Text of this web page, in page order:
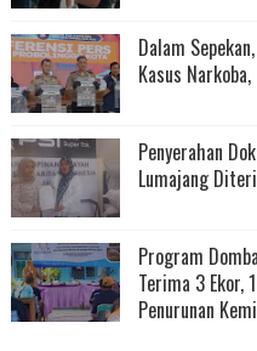
Dalam
Kasus
Penyerahan
Lumajang
Program
Terima 3 Ekor,
Penurunan